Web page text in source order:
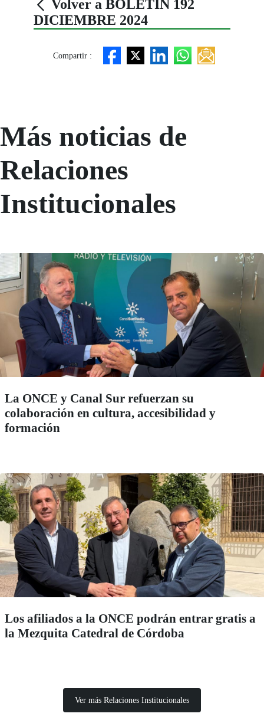
Volver a BOLETÍN 192
DICIEMBRE 2024
Compartir :
Más noticias de
Relaciones
Institucionales
La ONCE y Canal Sur refuerzan su
colaboración en cultura, accesibilidad y
formación
Los afiliados a la ONCE podrán entrar gratis a
la Mezquita Catedral de Córdoba
Ver más Relaciones Institucionales